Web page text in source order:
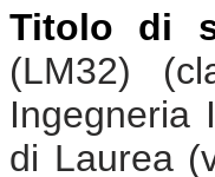
Titolo di
(LM32)
Ingegneria
di Laurea